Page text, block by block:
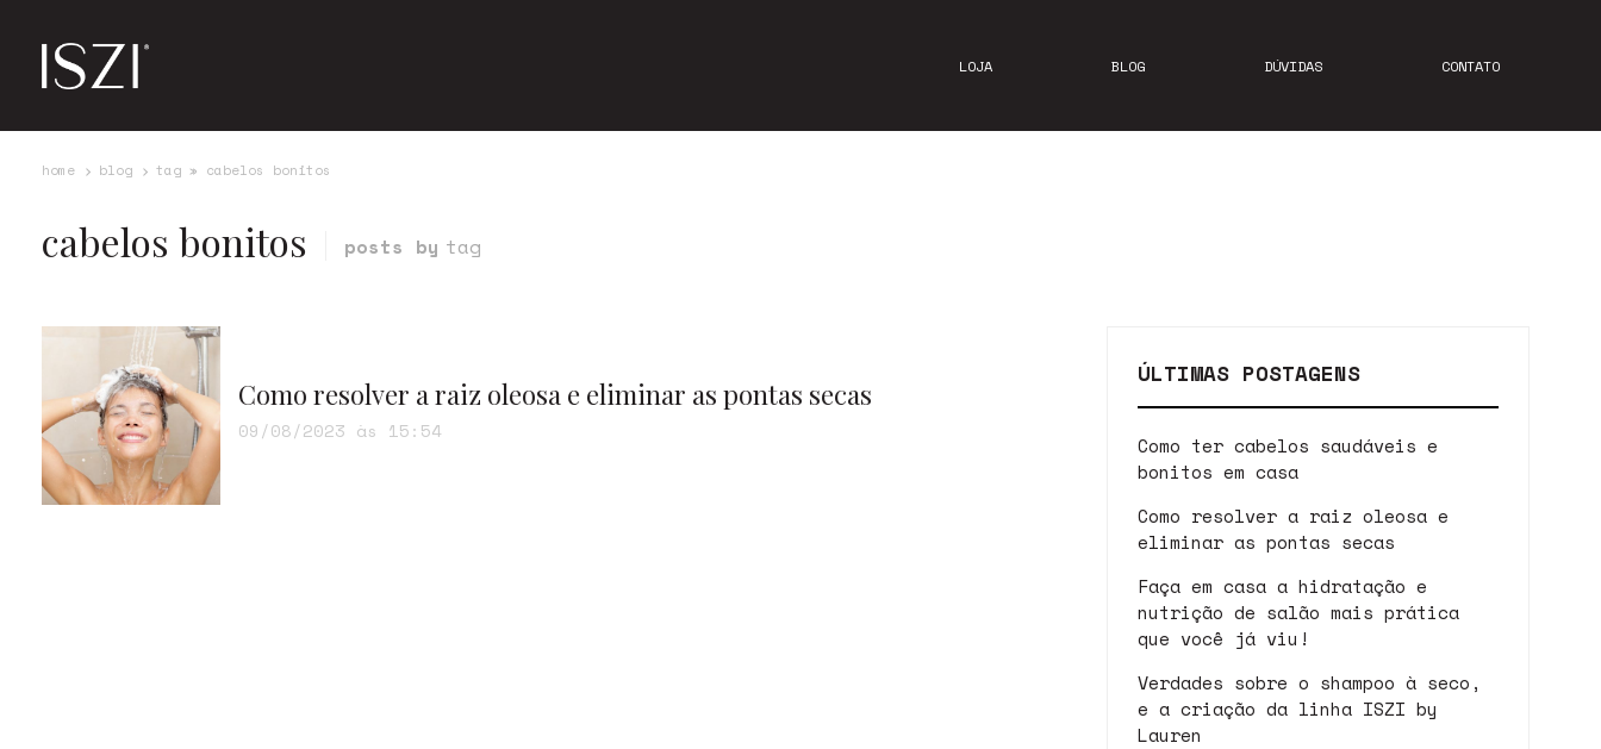
LOJA BLOG DÚVIDAS CONTATO
home blog tag » cabelos bonitos
cabelos bonitos posts by tag
Como resolver a raiz oleosa e eliminar as pontas secas
09/08/2023 às 15:54
ÚLTIMAS POSTAGENS
Como ter cabelos saudáveis e
bonitos em casa
Como resolver a raiz oleosa e
eliminar as pontas secas
Faça em casa a hidratação e
nutrição de salão mais prática
que você já viu!
Verdades sobre o shampoo à seco,
e a criação da linha ISZI by
Lauren